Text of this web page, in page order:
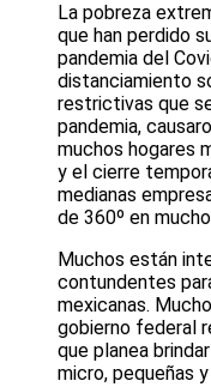
La pobreza
que han perdido
pandemia del
distanciamiento
restrictivas que
pandemia,
muchos hogares
y el cierre
medianas
de 360º en
Muchos están
contundentes
mexicanas.
gobierno federal
que planea
micro, pequeñas